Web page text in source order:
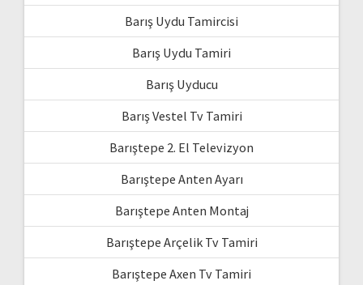
Barış Uydu Tamircisi
Barış Uydu Tamiri
Barış Uyducu
Barış Vestel Tv Tamiri
Barıştepe 2. El Televizyon
Barıştepe Anten Ayarı
Barıştepe Anten Montaj
Barıştepe Arçelik Tv Tamiri
Barıştepe Axen Tv Tamiri